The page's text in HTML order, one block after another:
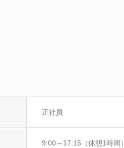
正社員
9:00～17:15（休憩1時間）